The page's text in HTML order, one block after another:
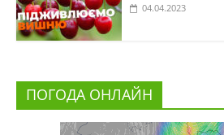
04.04.2023
ПОГОДА ОНЛАЙН